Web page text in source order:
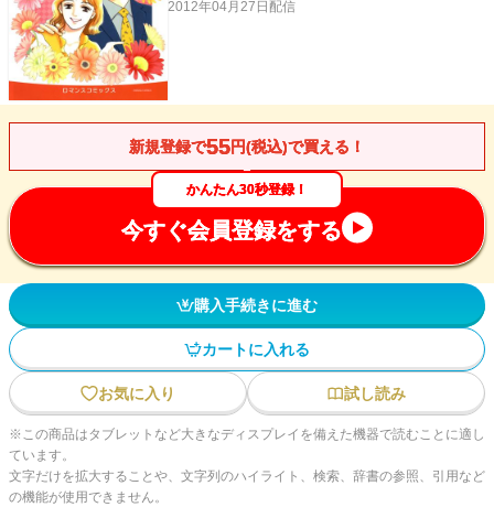
2012年04月27日 配信
新規登録で55円(税込)で買える！
かんたん30秒登録！
今すぐ会員登録をする
購入手続きに進む
カートに入れる
お気に入り 試し読み
※この商品はタブレットなど大きなディスプレイを備えた機器で読むことに適し
ています。
文字だけを拡大することや、文字列のハイライト、検索、辞書の参照、引用など
の機能が使用できません。